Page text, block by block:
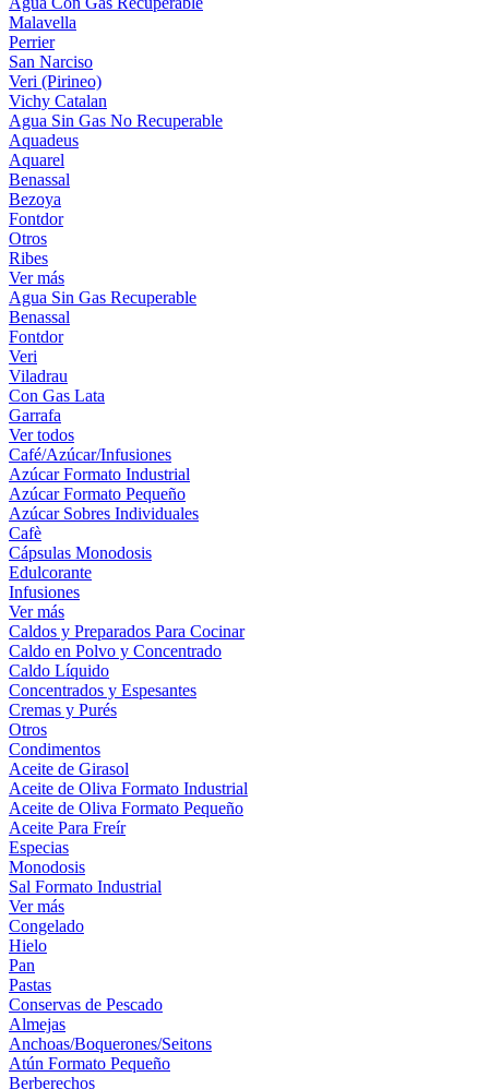
Malavella
Perrier
San Narciso
Veri (Pirineo)
Vichy Catalan
Agua Sin Gas No Recuperable
Aquadeus
Aquarel
Benassal
Bezoya
Fontdor
Otros
Ribes
Ver más
Agua Sin Gas Recuperable
Benassal
Fontdor
Veri
Viladrau
Con Gas Lata
Garrafa
Ver todos
Café/Azúcar/Infusiones
Azúcar Formato Industrial
Azúcar Formato Pequeño
Azúcar Sobres Individuales
Cafè
Cápsulas Monodosis
Edulcorante
Infusiones
Ver más
Caldos y Preparados Para Cocinar
Caldo en Polvo y Concentrado
Caldo Líquido
Concentrados y Espesantes
Cremas y Purés
Otros
Condimentos
Aceite de Girasol
Aceite de Oliva Formato Industrial
Aceite de Oliva Formato Pequeño
Aceite Para Freír
Especias
Monodosis
Sal Formato Industrial
Ver más
Congelado
Hielo
Pan
Pastas
Conservas de Pescado
Almejas
Anchoas/Boquerones/Seitons
Atún Formato Pequeño
Berberechos